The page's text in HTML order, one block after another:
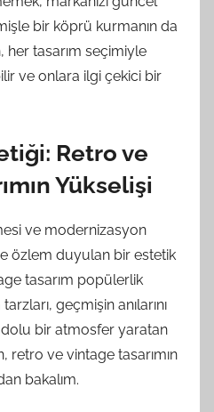
bir köprü kurmanın da
her tasarım seçimiyle
ve onlara ilgi çekici bir
Retro ve
Yükselişi
ve modernizasyon
özlem duyulan bir estetik
tasarım popülerlik
geçmişin anılarını
bir atmosfer yaratan
retro ve vintage tasarımın
bakalım.